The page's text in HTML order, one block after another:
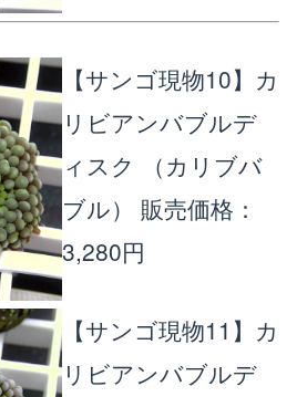
【サンゴ現物10】カ
リビアンバブルデ
ィスク （カリブバ
ブル）
販売価格：
3,280円
【サンゴ現物11】カ
リビアンバブルデ